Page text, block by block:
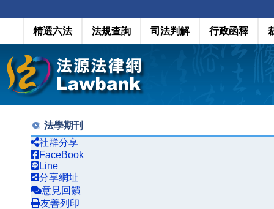
精選六法 法規查詢 司法判解 行政函釋
法學期刊
社群分享
FaceBook
Line
分享網址
意見回饋
友善列印